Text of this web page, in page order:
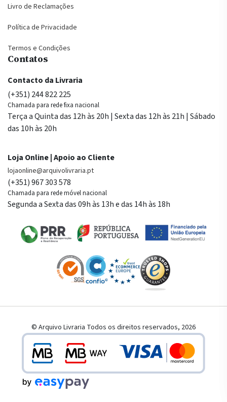
Livro de Reclamações
Política de Privacidade
Termos e Condições
Contatos
Contacto da Livraria
(+351) 244 822 225
Chamada para rede fixa nacional
Terça a Quinta das 12h às 20h | Sexta das 12h às 21h | Sábado
das 10h às 20h
Loja Online | Apoio ao Cliente
lojaonline@arquivolivraria.pt
(+351) 967 303 578
Chamada para rede móvel nacional
Segunda a Sexta das 09h às 13h e das 14h às 18h
© Arquivo Livraria Todos os direitos reservados, 2026